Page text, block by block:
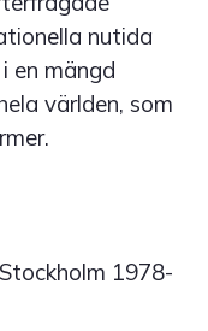
nutida
en mängd
världen, som
1978-